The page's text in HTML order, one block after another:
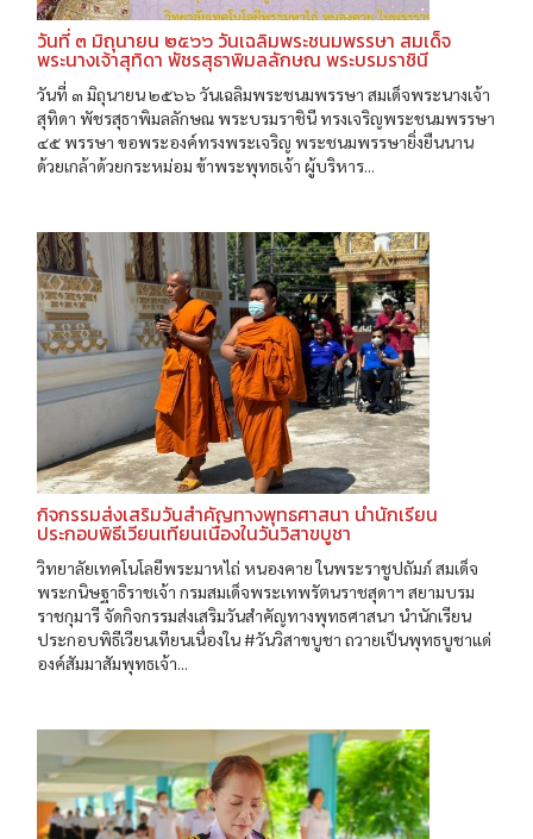
วันที่ ๓ มิถุนายน ๒๕๖๖ วันเฉลิมพระชนมพรรษา สมเด็จ
พระนางเจ้าสุทิดา พัชรสุธาพิมลลักษณ พระบรมราชินี
วันที่ ๓ มิถุนายน ๒๕๖๖ วันเฉลิมพระชนมพรรษา สมเด็จพระนางเจ้า
สุทิดา พัชรสุธาพิมลลักษณ พระบรมราชินี ทรงเจริญพระชนมพรรษา
๔๕ พรรษา ขอพระองค์ทรงพระเจริญ พระชนมพรรษายิ่งยืนนาน
ด้วยเกล้าด้วยกระหม่อม ข้าพระพุทธเจ้า ผู้บริหาร...
กิจกรรมส่งเสริมวันสำคัญทางพุทธศาสนา นำนักเรียน
ประกอบพิธีเวียนเทียนเนื่องในวันวิสาขบูชา
วิทยาลัยเทคโนโลยีพระมาหไถ่ หนองคาย ในพระราชูปถัมภ์ สมเด็จ
พระกนิษฐาธิราชเจ้า กรมสมเด็จพระเทพรัตนราชสุดาฯ สยามบรม
ราชกุมารี จัดกิจกรรมส่งเสริมวันสำคัญทางพุทธศาสนา นำนักเรียน
ประกอบพิธีเวียนเทียนเนื่องใน #วันวิสาขบูชา ถวายเป็นพุทธบูชาแด่
องค์สัมมาสัมพุทธเจ้า...